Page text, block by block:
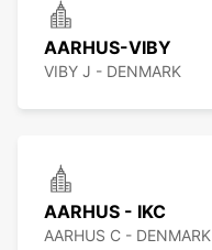
AARHUS-VIBY
VIBY J - DENMARK
AARHUS - IKC
AARHUS C - DENMARK